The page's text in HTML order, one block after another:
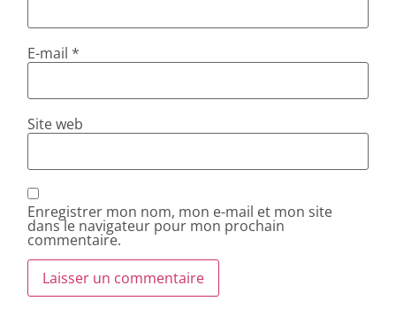
E-mail*
Site web
Enregistrer mon nom, mon e-mail et mon site
dans le navigateur pour mon prochain
commentaire.